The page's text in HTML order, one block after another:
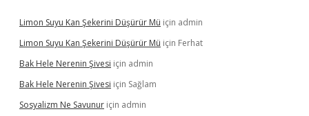
Limon Suyu Kan Şekerini Düşürür Mü için admin
Limon Suyu Kan Şekerini Düşürür Mü için Ferhat
Bak Hele Nerenin Şivesi için admin
Bak Hele Nerenin Şivesi için Sağlam
Sosyalizm Ne Savunur için admin